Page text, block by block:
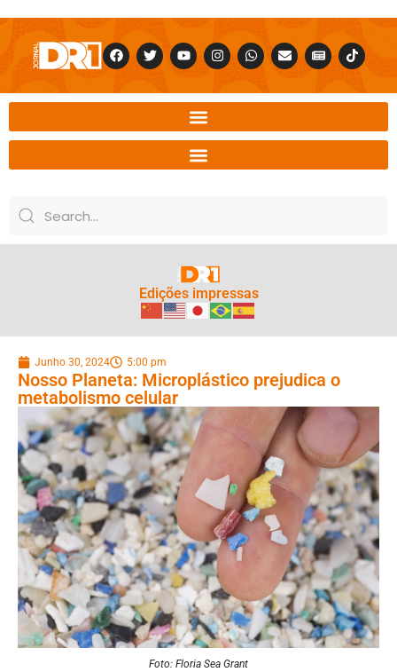
Edições impressas
Junho 30, 2024 5:00 pm
Nosso Planeta: Microplástico prejudica o
metabolismo celular
Foto: Floria Sea Grant